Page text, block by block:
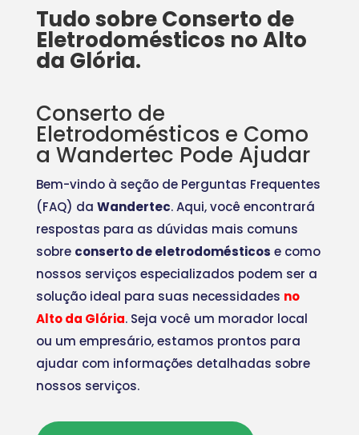
Tudo sobre Conserto de
Eletrodomésticos no Alto
da Glória.
Conserto de
Eletrodomésticos e Como
a Wandertec Pode Ajudar
Bem-vindo à seção de Perguntas Frequentes
(FAQ) da Wandertec. Aqui, você encontrará
respostas para as dúvidas mais comuns
sobre conserto de eletrodomésticos e como
nossos serviços especializados podem ser a
solução ideal para suas necessidades no
Alto da Glória. Seja você um morador local
ou um empresário, estamos prontos para
ajudar com informações detalhadas sobre
nossos serviços.